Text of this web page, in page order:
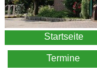
Startseite
Termine